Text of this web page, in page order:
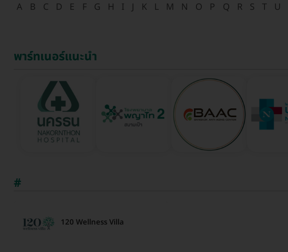
A
B C D E F G H I J K L M N O P Q R S T U
พาร์ทเนอร์แนะนำ
#
120 Wellness Villa